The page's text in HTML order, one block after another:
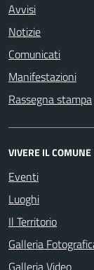
Avvisi
Notizie
Comunicati
Manifestazioni
Rassegna stampa
VIVERE IL COMUNE
Eventi
Luoghi
Il Territorio
Galleria
Galleria Video